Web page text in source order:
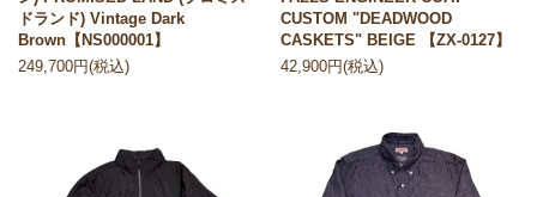
ドランド) Vintage Dark
Brown【NS000001】
249,700円(税込)
CUSTOM "DEADWOOD
CASKETS" BEIGE 【ZX-0127】
42,900円(税込)